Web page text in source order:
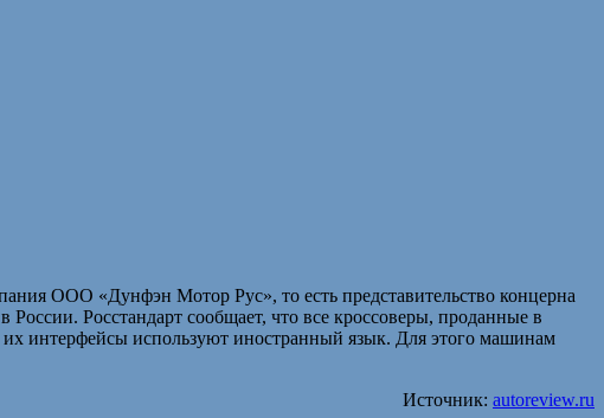
ООО «Дунфэн Мотор Рус», то есть представительство концерна
Росстандарт сообщает, что все кроссоверы, проданные в
интерфейсы используют иностранный язык. Для этого машинам
Источник: autoreview.ru